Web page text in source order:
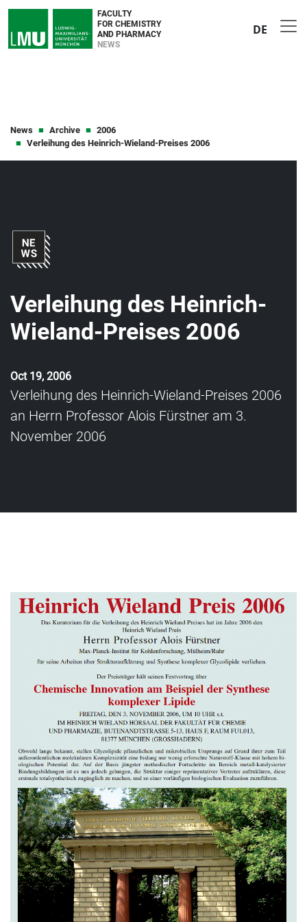
FACULTY
FOR CHEMISTRY
AND PHARMACY
NEWS
DE
News Archive
2006
Verleihung des Heinrich-Wieland-Preises 2006
Verleihung des Heinrich-
Wieland-Preises 2006
Oct 19, 2006
Verleihung des Heinrich-Wieland-Preises 2006
an Herrn Professor Alois Fürstner am 3.
November 2006